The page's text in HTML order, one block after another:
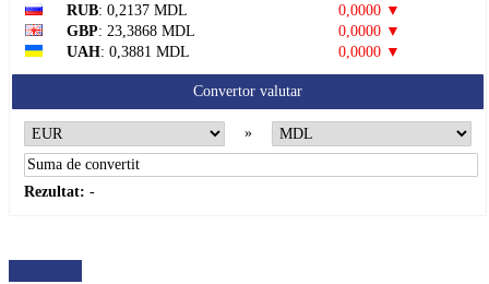
RUB: 0,2137 MDL
0,0000 ▼
GBP: 23,3868 MDL
0,0000 ▼
UAH: 0,3881 MDL 0,0000 ▼
Convertor valutar
»
Rezultat: -